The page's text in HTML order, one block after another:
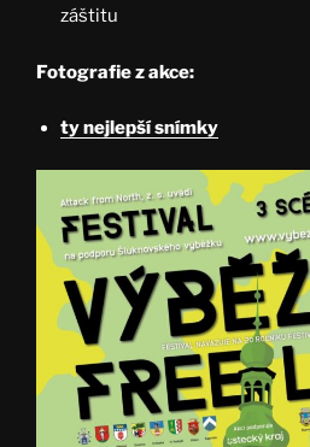
záštitu
Fotografie z akce:
ty nejlepší snímky